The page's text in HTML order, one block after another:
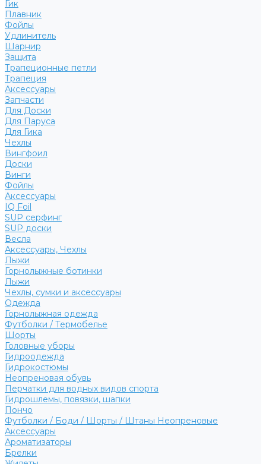
Гик
Плавник
Фойлы
Удлинитель
Шарнир
Защита
Трапеционные петли
Трапеция
Аксессуары
Запчасти
Для Доски
Для Паруса
Для Гика
Чехлы
Вингфоил
Доски
Винги
Фойлы
Аксессуары
IQ Foil
SUP серфинг
SUP доски
Весла
Аксессуары, Чехлы
Лыжи
Горнолыжные ботинки
Лыжи
Чехлы, сумки и аксессуары
Одежда
Горнолыжная одежда
Футболки / Термобелье
Шорты
Головные уборы
Гидроодежда
Гидрокостюмы
Неопреновая обувь
Перчатки для водных видов спорта
Гидрошлемы, повязки, шапки
Пончо
Футболки / Боди / Шорты / Штаны Неопреновые
Аксессуары
Ароматизаторы
Брелки